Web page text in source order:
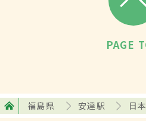
PAGE
福島県 安達駅 日